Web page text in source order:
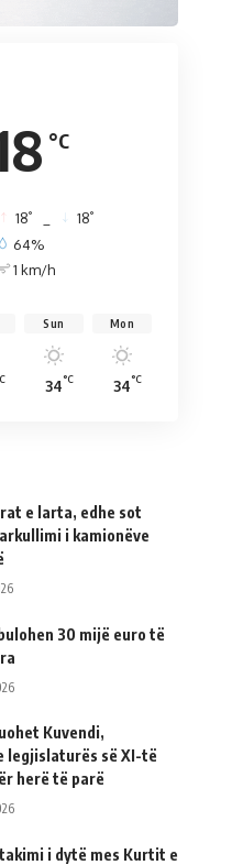
°C
18° 18°
64%
1 km/h
Sun
34°C
Mon
34°C
e larta, edhe sot
i kamionëve
30 mijë euro të
Kuvendi,
legjislaturës së XI-të
herë të parë
i dytë mes Kurtit e